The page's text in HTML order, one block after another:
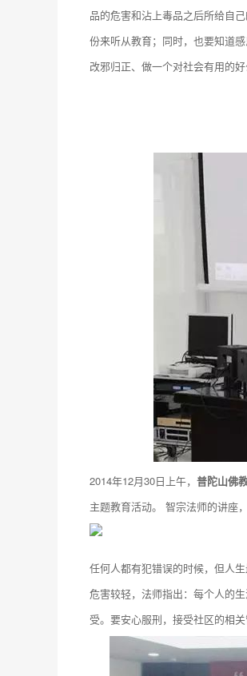
品的危害和沾上毒品之后所给自
份来听从教育；同时，也要知道
改邪归正、做一个对社会有用的好
2014年12月30日上午， 普陀山佛
主题教育活动。 智宗法师的讲座
任何人都有犯错误的时候，但人
危害较轻，法师指出：每个人的
受。要安心服刑，接受社区的相关